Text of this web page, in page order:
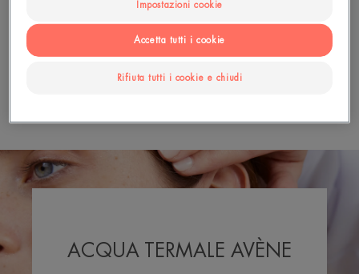
Cerca per problematica, gamma o tipo di prodotto
ACQUA TERMALE AVÈNE
Impostazioni cookie
Rifiuta tutti i cookie e chiudi
Accetta tutti i cookie